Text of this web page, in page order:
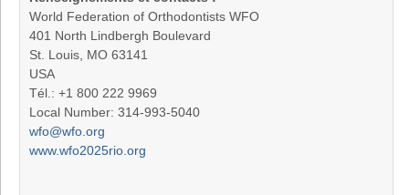
World Federation of Orthodontists WFO
401 North Lindbergh Boulevard
St. Louis, MO 63141
USA
Tél.: +1 800 222 9969
Local Number: 314-993-5040
wfo@wfo.org
www.wfo2025rio.org